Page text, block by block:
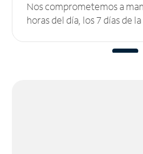
Nos comprometemos a
horas del día, los 7 días de la